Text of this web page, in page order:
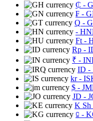
₵ -
₣ -
Q -
-
Ft -
Rp -
₹ -
ID -
kr-
$ -
JD -
K Sh
⃀ -